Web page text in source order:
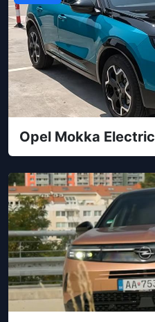
Opel Mokka Electric